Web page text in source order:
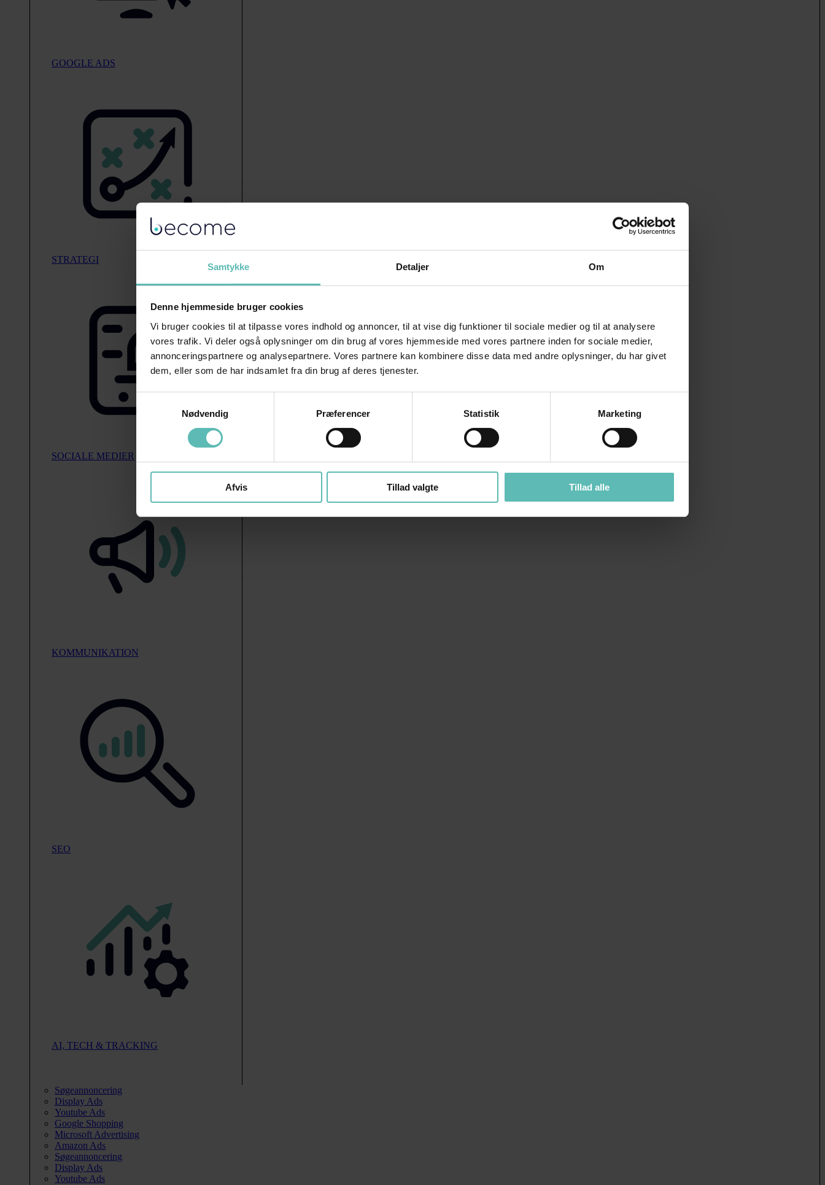
Samtykke Detaljer Om
Denne hjemmeside bruger cookies
Vi bruger cookies til at tilpasse vores indhold og annoncer, til at vise dig funktioner til sociale medier og til at analysere
vores trafik. Vi deler også oplysninger om din brug af vores hjemmeside med vores partnere inden for sociale medier,
annonceringspartnere og analysepartnere. Vores partnere kan kombinere disse data med andre oplysninger, du har givet
dem, eller som de har indsamlet fra din brug af deres tjenester.
Nødvendig
Præferencer Statistik Marketing
Afvis Tillad valgte Tillad alle
GOOGLE ADS
STRATEGI
SOCIALE MEDIER
KOMMUNIKATION
SEO
AI, TECH & TRACKING
Søgeannoncering
Display Ads
Youtube Ads
Google Shopping
Microsoft Advertising
Amazon Ads
Søgeannoncering
Display Ads
Youtube Ads